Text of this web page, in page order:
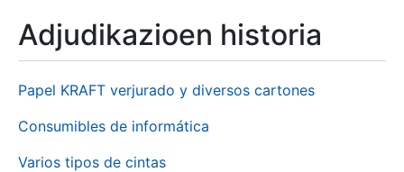
Adjudikazioen historia
Papel KRAFT verjurado y diversos cartones
Consumibles de informática
Varios tipos de cintas